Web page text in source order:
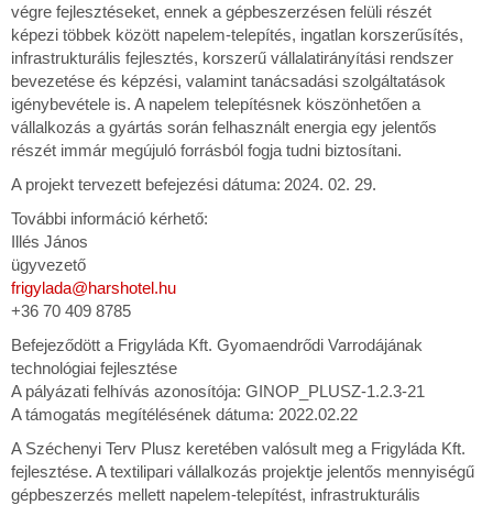
végre fejlesztéseket, ennek a gépbeszerzésen felüli részét
képezi többek között napelem-telepítés, ingatlan korszerűsítés,
infrastrukturális fejlesztés, korszerű vállalatirányítási rendszer
bevezetése és képzési, valamint tanácsadási szolgáltatások
igénybevétele is. A napelem telepítésnek köszönhetően a
vállalkozás a gyártás során felhasznált energia egy jelentős
részét immár megújuló forrásból fogja tudni biztosítani.
A projekt tervezett befejezési dátuma: 2024. 02. 29.
További információ kérhető:
Illés János
ügyvezető
frigylada@harshotel.hu
+36 70 409 8785
Befejeződött a Frigyláda Kft. Gyomaendrődi Varrodájának
technológiai fejlesztése
A pályázati felhívás azonosítója: GINOP_PLUSZ-1.2.3-21
A támogatás megítélésének dátuma: 2022.02.22
A Széchenyi Terv Plusz keretében valósult meg a Frigyláda Kft.
fejlesztése. A textilipari vállalkozás projektje jelentős mennyiségű
gépbeszerzés mellett napelem-telepítést, infrastrukturális